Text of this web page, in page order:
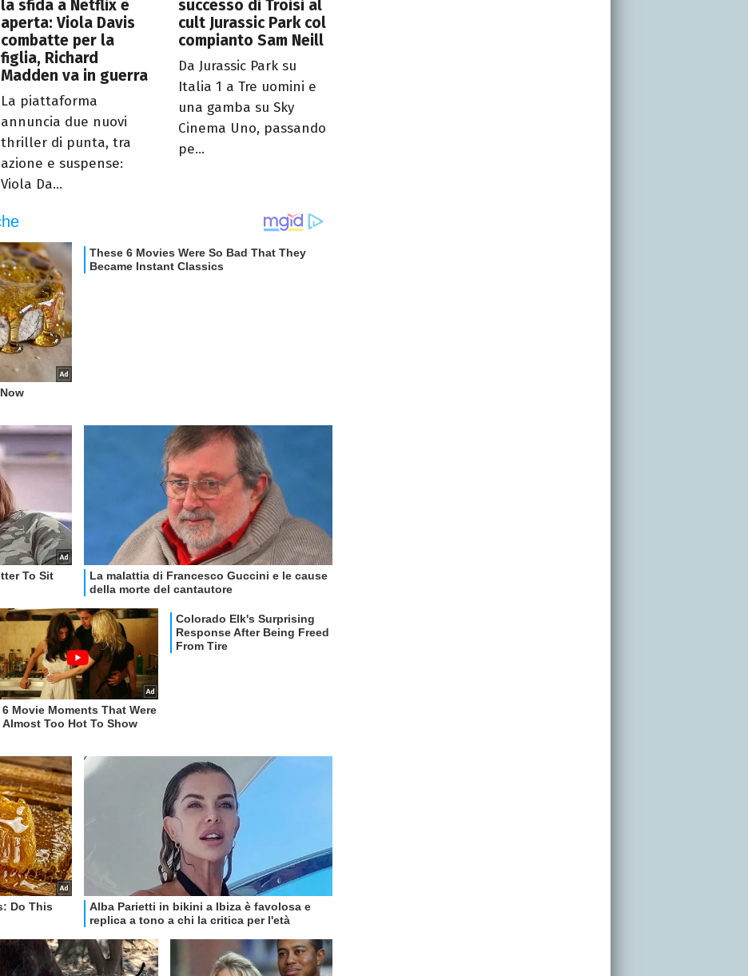
la sfida a Netflix è
aperta: Viola Davis
combatte per la
figlia, Richard
Madden va in guerra
La piattaforma
annuncia due nuovi
thriller di punta, tra
azione e suspense:
Viola Da...
successo di Troisi al
cult Jurassic Park col
compianto Sam Neill
Da Jurassic Park su
Italia 1 a Tre uomini e
una gamba su Sky
Cinema Uno, passando
pe...